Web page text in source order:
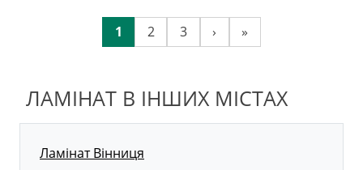
1 2 3 › »
ЛАМІНАТ В ІНШИХ МІСТАХ
Ламінат Вінниця